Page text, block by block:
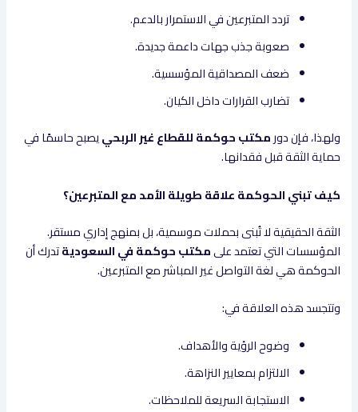
تردد المتبرعين في الاستمرار بالدعم.
صعوبة جذب جهات داعمة جديدة.
ضعف المصداقية المؤسسية.
تضارب القرارات داخل الكيان.
ولهذا، فإن دورمكتب حوكمة للقطاع غير الربحييصبح حاسمًا في
حماية الثقة قبل فقدانها.
كيف تبني الحوكمة علاقة طويلة الأمد مع المتبرعين؟
الثقة الحقيقية لا تُبنى بحملات موسمية، بل بمنهج إداري مستقر.
المؤسسات التي تعتمد علىمكتب حوكمة في السعوديةتدرك أن
الحوكمة هي لغة التواصل غير المباشر مع المتبرعين.
وتتجسد هذه العلاقة في:
وضوح الرؤية والأهداف.
الالتزام بمعايير النزاهة.
الاستجابة السريعة للملاحظات.